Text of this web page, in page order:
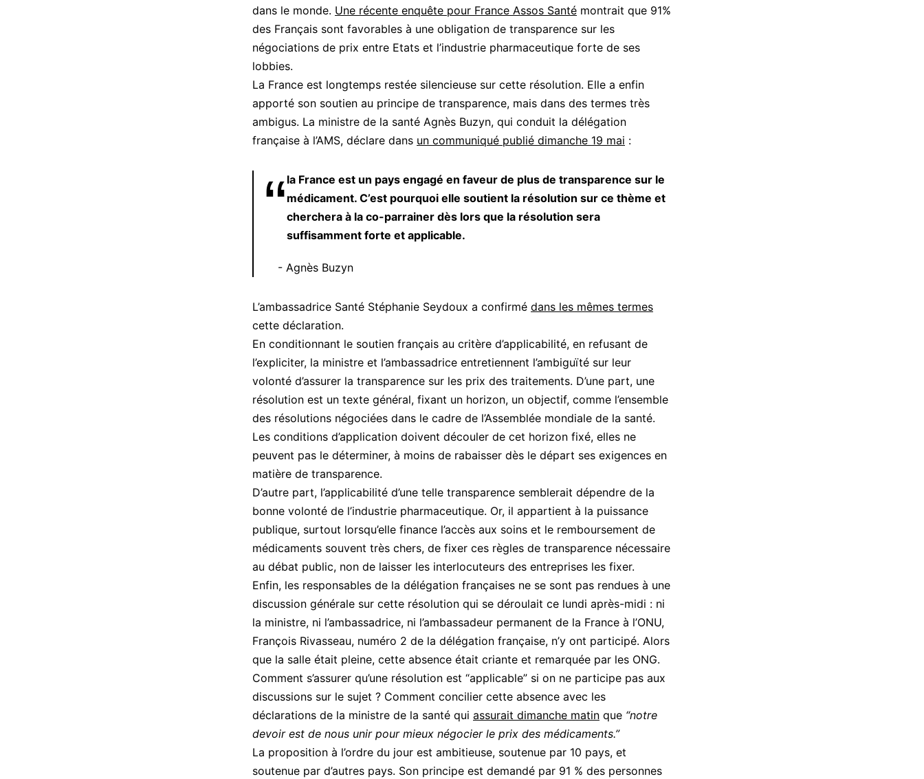
dans le monde. Une récente enquête pour France Assos Santé montrait que 91%
des Français sont favorables à une obligation de transparence sur les
négociations de prix entre Etats et l’industrie pharmaceutique forte de ses
lobbies.
La France est longtemps restée silencieuse sur cette résolution. Elle a enfin
apporté son soutien au principe de transparence, mais dans des termes très
ambigus. La ministre de la santé Agnès Buzyn, qui conduit la délégation
française à l’AMS, déclare dans un communiqué publié dimanche 19 mai :
la France est un pays engagé en faveur de plus de transparence sur le
médicament. C’est pourquoi elle soutient la résolution sur ce thème et
cherchera à la co-parrainer dès lors que la résolution sera
suffisamment forte et applicable.
Agnès Buzyn
L’ambassadrice Santé Stéphanie Seydoux a confirmé dans les mêmes termes
cette déclaration.
En conditionnant le soutien français au critère d’applicabilité, en refusant de
l’expliciter, la ministre et l’ambassadrice entretiennent l’ambiguïté sur leur
volonté d’assurer la transparence sur les prix des traitements. D’une part, une
résolution est un texte général, fixant un horizon, un objectif, comme l’ensemble
des résolutions négociées dans le cadre de l’Assemblée mondiale de la santé.
Les conditions d’application doivent découler de cet horizon fixé, elles ne
peuvent pas le déterminer, à moins de rabaisser dès le départ ses exigences en
matière de transparence.
D’autre part, l’applicabilité d’une telle transparence semblerait dépendre de la
bonne volonté de l’industrie pharmaceutique. Or, il appartient à la puissance
publique, surtout lorsqu’elle finance l’accès aux soins et le remboursement de
médicaments souvent très chers, de fixer ces règles de transparence nécessaire
au débat public, non de laisser les interlocuteurs des entreprises les fixer.
Enfin, les responsables de la délégation françaises ne se sont pas rendues à une
discussion générale sur cette résolution qui se déroulait ce lundi après-midi : ni
la ministre, ni l’ambassadrice, ni l’ambassadeur permanent de la France à l’ONU,
François Rivasseau, numéro 2 de la délégation française, n’y ont participé. Alors
que la salle était pleine, cette absence était criante et remarquée par les ONG.
Comment s’assurer qu’une résolution est “applicable” si on ne participe pas aux
discussions sur le sujet ? Comment concilier cette absence avec les
déclarations de la ministre de la santé qui assurait dimanche matin que “notre
devoir est de nous unir pour mieux négocier le prix des médicaments.”
La proposition à l’ordre du jour est ambitieuse, soutenue par 10 pays, et
soutenue par d’autres pays. Son principe est demandé par 91 % des personnes